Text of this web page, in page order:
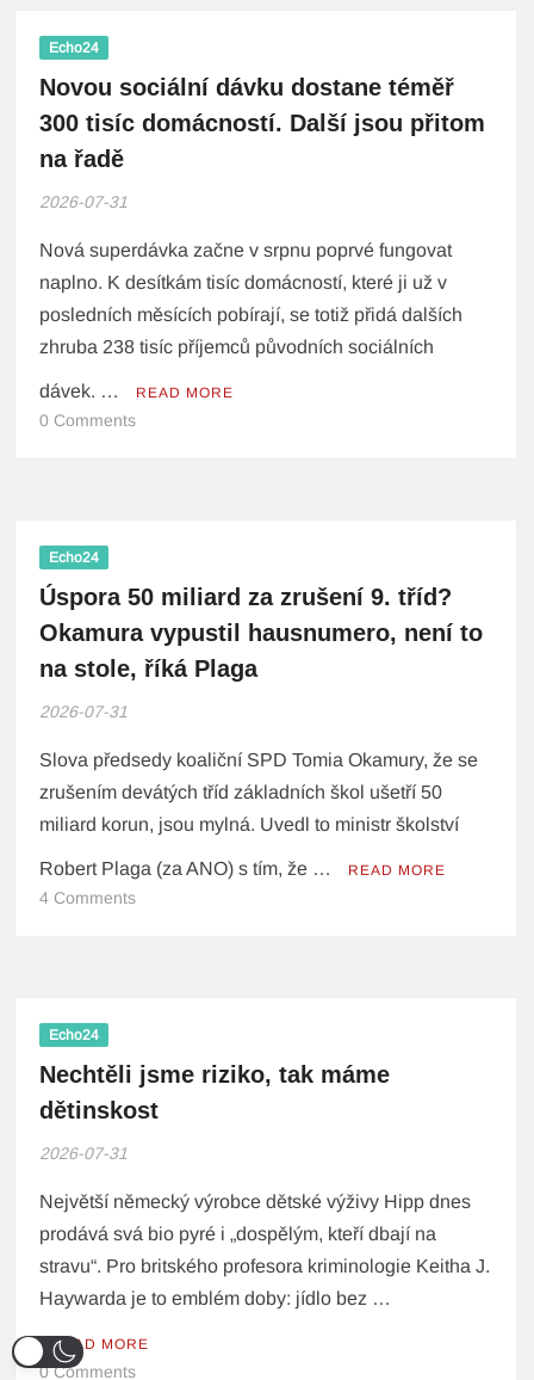
Echo24
Novou sociální dávku dostane téměř
300 tisíc domácností. Další jsou přitom
na řadě
2026-07-31
Nová superdávka začne v srpnu poprvé fungovat
naplno. K desítkám tisíc domácností, které ji už v
posledních měsících pobírají, se totiž přidá dalších
zhruba 238 tisíc příjemců původních sociálních
dávek. … READ MORE
0 Comments
Echo24
Úspora 50 miliard za zrušení 9. tříd?
Okamura vypustil hausnumero, není to
na stole, říká Plaga
2026-07-31
Slova předsedy koaliční SPD Tomia Okamury, že se
zrušením devátých tříd základních škol ušetří 50
miliard korun, jsou mylná. Uvedl to ministr školství
Robert Plaga (za ANO) s tím, že … READ MORE
4 Comments
Echo24
Nechtěli jsme riziko, tak máme
dětinskost
2026-07-31
Největší německý výrobce dětské výživy Hipp dnes
prodává svá bio pyré i „dospělým, kteří dbají na
stravu“. Pro britského profesora kriminologie Keitha J.
Haywarda je to emblém doby: jídlo bez …
READ MORE
0 Comments